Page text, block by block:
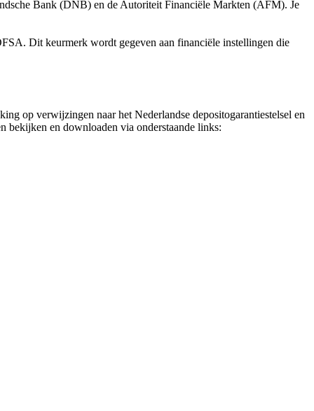
Bank (DNB) en de Autoriteit Financiële Markten (AFM). Je
Dit keurmerk wordt gegeven aan financiële instellingen die
op verwijzingen naar het Nederlandse depositogarantiestelsel en
bekijken en downloaden via onderstaande links: